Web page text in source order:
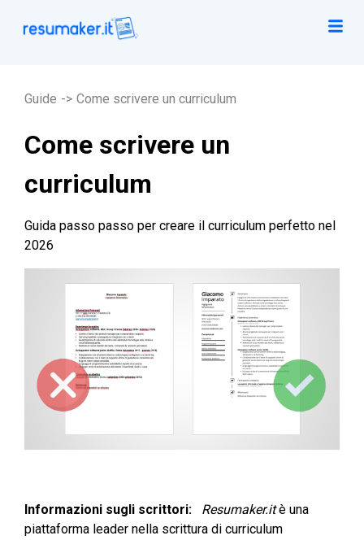
Guide -> Come scrivere un curriculum
Come scrivere un
curriculum
Guida passo passo per creare il curriculum perfetto nel
2026
Informazioni sugli scrittori: Resumaker.it è una
piattaforma leader nella scrittura di curriculum